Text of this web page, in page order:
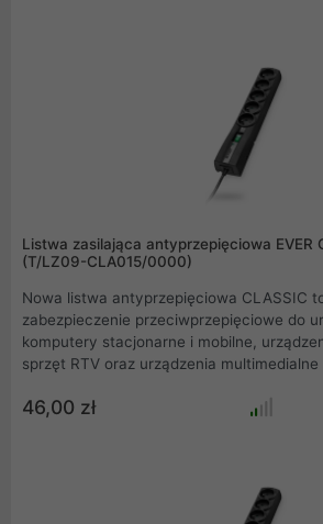
Listwa zasilająca antyprzepięciowa EVER
(T/LZ09-CLA015/0000)
Nowa listwa antyprzepięciowa CLASSIC
zabezpieczenie przeciwprzepięciowe do
komputery stacjonarne i mobilne,
46,00 zł